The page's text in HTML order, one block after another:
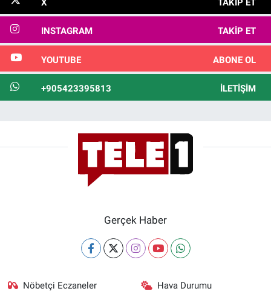
INSTAGRAM TAKIP ET
YOUTUBE ABONE OL
+905423395813 İLETIŞIM
Gerçek Haber
Nöbetçi Eczaneler Hava Durumu